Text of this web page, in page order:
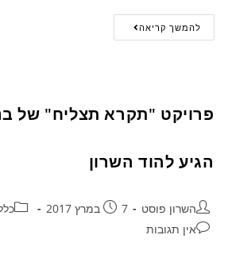
להמשך קריאה
פרויקט "תקרא תצליח" של
הגיע להוד השרון
השרון פוסט 7 במרץ 2017
אין תגובות